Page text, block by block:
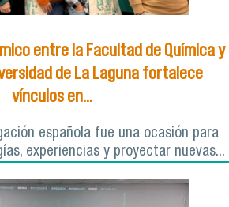
entre la Facultad de Química y
de La Laguna fortalece
vínculos en...
española fue una ocasión para
experiencias y proyectar nuevas...